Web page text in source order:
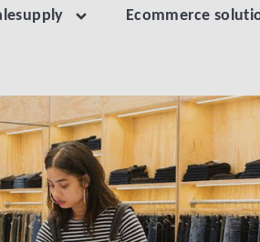
Ecommerce